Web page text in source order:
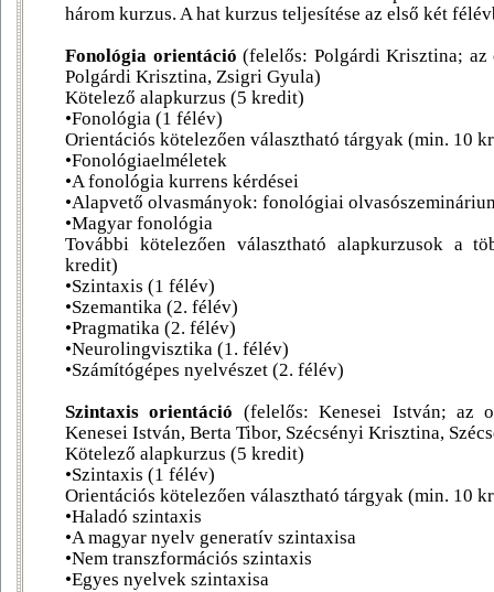
három kurzus. A hat kurzus teljesítése az első két
Fonológia orientáció (felelős: Polgárdi Krisztina;
Polgárdi Krisztina, Zsigri Gyula)
Kötelező alapkurzus (5 kredit)
•Fonológia (1 félév)
Orientációs kötelezően választható tárgyak (min. 10
•Fonológiaelméletek
•A fonológia kurrens kérdései
•Alapvető olvasmányok: fonológiai
•Magyar fonológia
További kötelezően választható alapkurzusok a
kredit)
•Szintaxis (1 félév)
•Szemantika (2. félév)
•Pragmatika (2. félév)
•Neurolingvisztika (1. félév)
•Számítógépes nyelvészet (2. félév)
Szintaxis orientáció (felelős: Kenesei István; az
Kenesei István, Berta Tibor, Szécsényi Krisztina,
Kötelező alapkurzus (5 kredit)
•Szintaxis (1 félév)
Orientációs kötelezően választható tárgyak (min. 10
•Haladó szintaxis
•A magyar nyelv generatív szintaxisa
•Nem transzformációs szintaxis
•Egyes nyelvek szintaxisa